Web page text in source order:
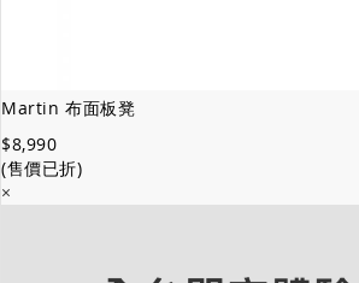
Martin 布面板凳
$8,990
(售價已折)
×